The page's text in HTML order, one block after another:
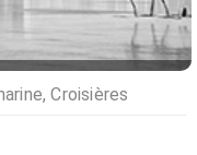
Croisières